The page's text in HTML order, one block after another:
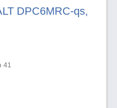
DPC6MRC-qs,
41